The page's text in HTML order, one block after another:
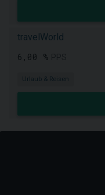
travelWorld
6,00 %
Urlaub & Reisen